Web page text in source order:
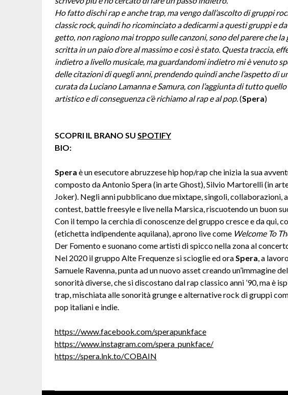
Ho fatto dischi rap e anche trap, ma vengo dall’ascolto di gruppi
classic rock, quindi ho ricominciato a dedicarmi a questi gruppi e
getto, non ragiono mai troppo sulle canzoni, sono del parere che
scritta in un paio d’ore al massimo e così è stato. Questa traccia,
indietro a livello musicale, ma guardandomi indietro mi è venuto
delle citazioni di quegli anni, prendendo quindi anche l’aspetto di
curata da Luciano Lamanna e Samura, con l’aggiunta di tutto
artistico e di conseguenza c’è richiamo al rap e al pop.(Spera)
SCOPRI IL BRANO SU SPOTIFY
BIO:
Spera è un esecutore abruzzese hip hop/rap che inizia la sua
composto da Antonio Spera (in arte Ghost), Silvio Martorelli (in
Joker). Negli anni pubblicano due mixtape, singoli, collaborazioni,
contest, battle freesyle e live nella Marsica, riscuotendo un buon
Con il tempo la cerchia di conoscenze del gruppo cresce e da qui,
(etichetta indipendente aquilana), aprono live come Welcome To
Der Fomento e suonano come artisti di spicco nella zona al
Nel 2020 il gruppo Alte Frequenze si scioglie ed oraSpera, a
Samuele Ravenna, punta ad un nuovo asset creando un’immagine
sonorità diverse, che si discostano dal rap classico anni ’90, ma è
trap, mischiata alle sonorità grunge e alternative rock di gruppi
pop italiani e indie.
https://www.facebook.com/sperapunkface
https://www.instagram.com/spera_punkface/
https://spera.lnk.to/COBAIN